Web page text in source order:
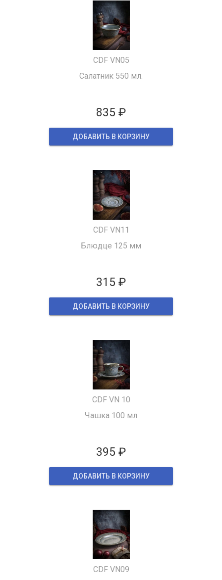
CDF VN05
Салатник 550 мл.
835 ₽
ДОБАВИТЬ В КОРЗИНУ
CDF VN11
Блюдце 125 мм
315 ₽
ДОБАВИТЬ В КОРЗИНУ
CDF VN 10
Чашка 100 мл
395 ₽
ДОБАВИТЬ В КОРЗИНУ
CDF VN09